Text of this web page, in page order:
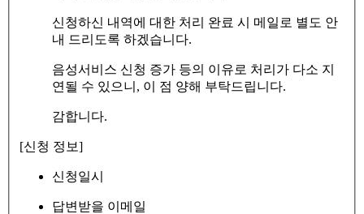
신청하신 내역에 대한 처리 완료 시 메일로 별도 안
내 드리도록 하겠습니다.
음성서비스 신청 증가 등의 이유로 처리가 다소 지
연될 수 있으니, 이 점 양해 부탁드립니다.
감합니다.
[신청 정보]
신청일시
답변받을 이메일